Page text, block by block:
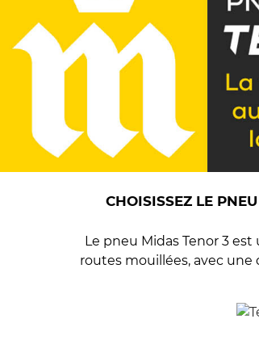
CHOISISSEZ LE
Le pneu Midas Tenor 3
routes mouillées, avec